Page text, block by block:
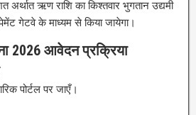
अर्थात ऋण राशि का किश्तवार भुगतान उद्यमी
गेटवे के माध्यम से किया जायेगा।
2026 आवेदन प्रक्रिया
पोर्टल पर जाएँ।